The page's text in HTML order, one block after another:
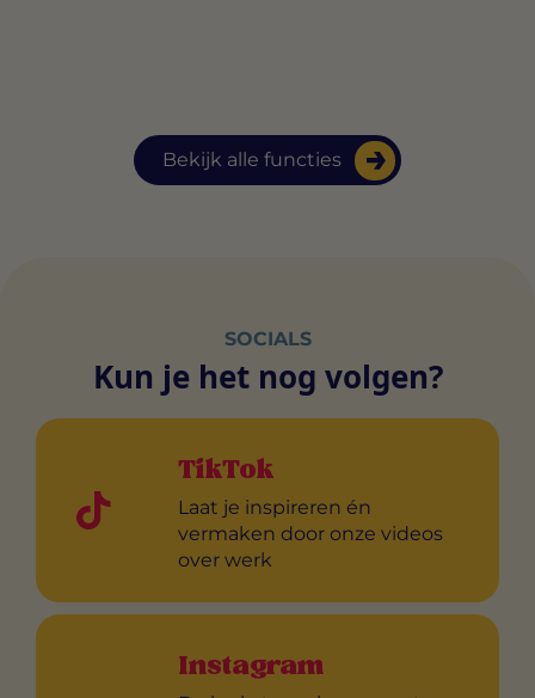
Bekijk alle functies
SOCIALS
Kun je het nog volgen?
TikTok
Laat je inspireren én
vermaken door onze videos
over werk
Instagram